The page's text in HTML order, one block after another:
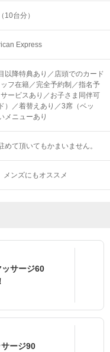
10台分）
Express
以降特典あり／店頭でのカード
フ在籍／完全予約制／指名予
ービスあり／お子さま同伴可
）／着替えあり／3席（ベッ
メニューあり
て頂いてもかまいません。
メンズにもオススメ
ッサージ60
サージ90